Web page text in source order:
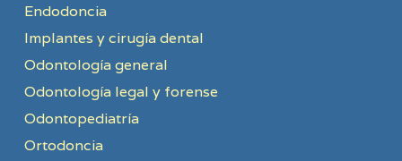
Endodoncia
Implantes y cirugía dental
Odontología general
Odontología legal y forense
Odontopediatría
Ortodoncia